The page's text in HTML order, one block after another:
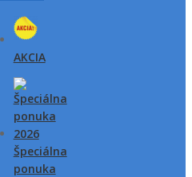
AKCIA
Špeciálna
ponuka